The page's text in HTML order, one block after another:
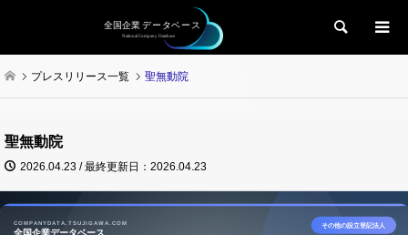
検索
プレスリリース一覧 聖無動院
聖無動院
2026.04.23 / 最終更新日：2026.04.23